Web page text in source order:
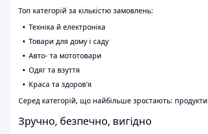
Топ категорій за кількістю замовлень:
Техніка й електроніка
Товари для дому і саду
Авто- та мототовари
Одяг та взуття
Краса та здоров'я
Серед категорій, що найбільше зростають:
Зручно, безпечно, вигідно